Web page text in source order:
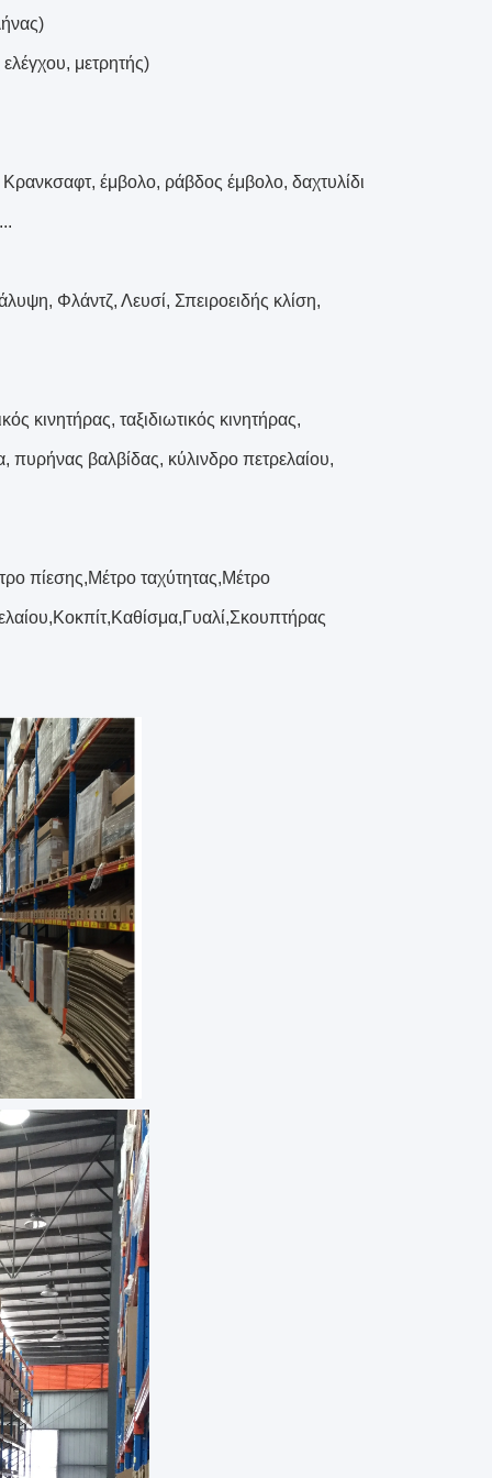
μετρητής)
έμβολο, ράβδος έμβολο, δαχτυλίδι
Φλάντζ, Λευσί, Σπειροειδής κλίση,
κινητήρας, ταξιδιωτικός κινητήρας,
πυρήνας βαλβίδας, κύλινδρο πετρελαίου,
πίεσης,Μέτρο ταχύτητας,Μέτρο